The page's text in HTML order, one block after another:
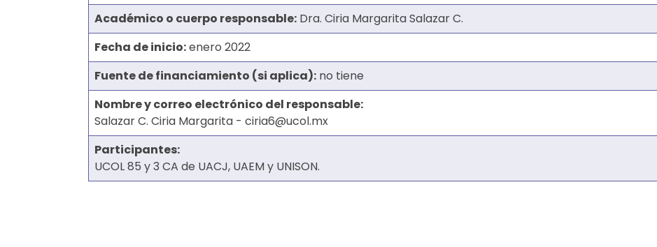
Académico o cuerpo responsable: Dra. Ciria Margarita Salazar C.
Fecha de inicio:enero 2022
Fuente de financiamiento (si aplica): no tiene
Nombre y correo electrónico del responsable:
Salazar C. Ciria Margarita - ciria6@ucol.mx
Participantes:
UCOL 85 y 3 CA de UACJ, UAEM y UNISON.